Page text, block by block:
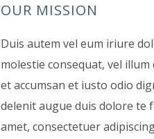
OUR MISSION
Duis autem vel eum iriure
molestie consequat, vel
et accumsan et iusto odio
delenit augue duis dolore te
amet, consectetuer